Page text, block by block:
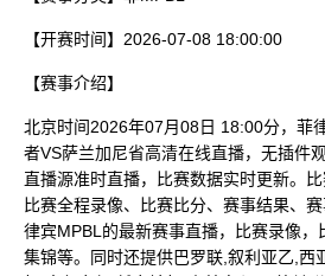
【开赛时间】 2026-07-08 18:00:00
【赛事介绍】
北京时间2026年07月08日 18:00分，菲
者VS萨兰加尼省高清在线直播，无插件
直播源准时直播，比赛数据实时更新。
比赛全程录像、比赛比分、赛事结果、
律宾MPBL的最新赛事直播，比赛录像
集锦等。同时还提供巴罗联,叙利亚乙,西